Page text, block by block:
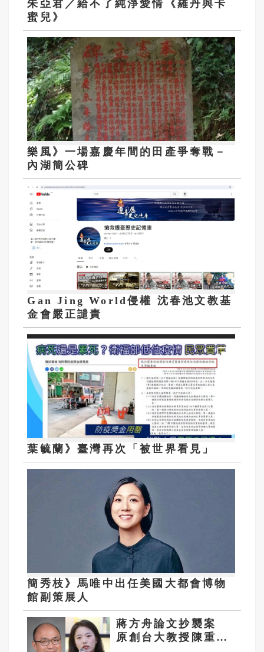
朱亞君／給不了純淨愛情《羅丹與卡
蜜兒》
樂風》一場嘉慶年間的田產爭奪戰－
內湖簡公碑
Gan Jing World侵權 沈春池文教基
金會嚴正譴責
葉毓蘭》臺灣再次「被世界看見」
簡秀枝》馬唯中出任美國大都會博物
館副策展人
蔣方舟論文抄襲案
原創台大教授陳重